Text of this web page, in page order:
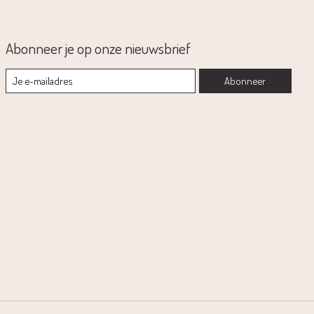
Abonneer je op onze nieuwsbrief
Abonneer